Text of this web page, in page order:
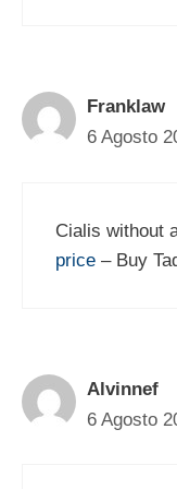
Franklaw
6 Agosto
Cialis without
price – Buy
Alvinnef
6 Agosto